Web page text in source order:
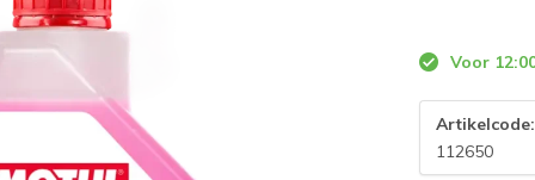
Voor
Artikelcode:
112650